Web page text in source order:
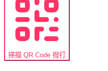
掃描 QR Code 撥打